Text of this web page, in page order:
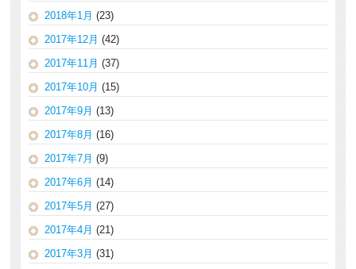
2018年1月 (23)
2017年12月 (42)
2017年11月 (37)
2017年10月 (15)
2017年9月 (13)
2017年8月 (16)
2017年7月 (9)
2017年6月 (14)
2017年5月 (27)
2017年4月 (21)
2017年3月 (31)